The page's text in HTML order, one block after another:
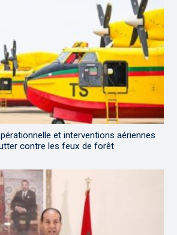
et interventions aériennes
contre les feux de forêt